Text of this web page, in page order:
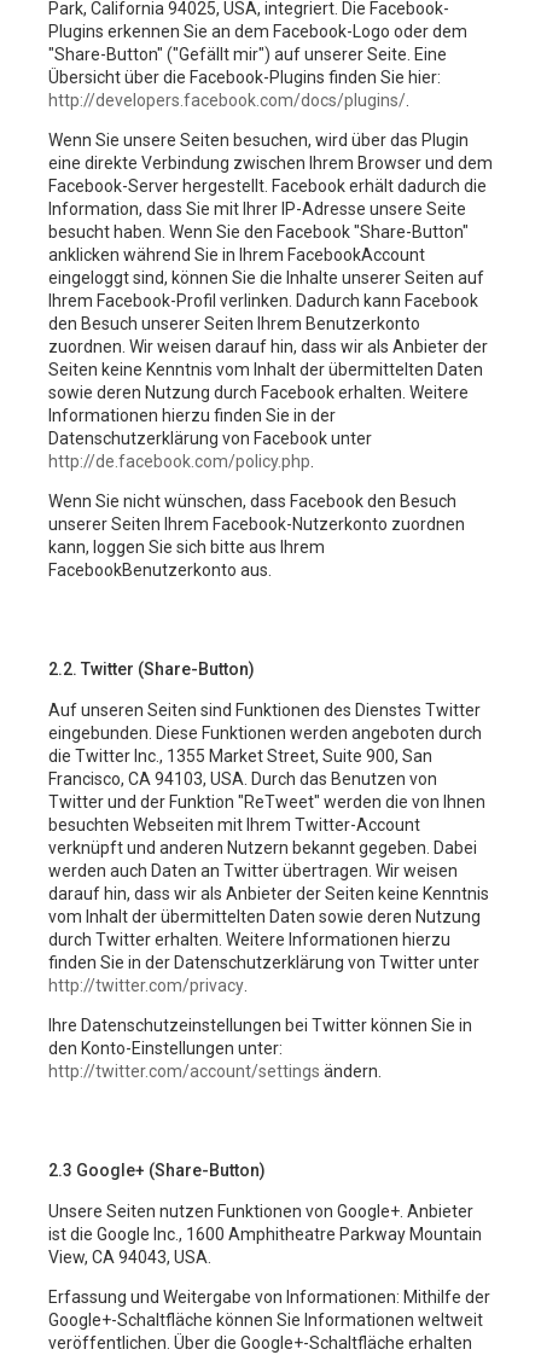
Park, California 94025, USA, integriert. Die Facebook-
Plugins erkennen Sie an dem Facebook-Logo oder dem
"Share-Button" ("Gefällt mir") auf unserer Seite. Eine
Übersicht über die Facebook-Plugins finden Sie hier:
http://developers.facebook.com/docs/plugins/.
Wenn Sie unsere Seiten besuchen, wird über das Plugin
eine direkte Verbindung zwischen Ihrem Browser und dem
Facebook-Server hergestellt. Facebook erhält dadurch die
Information, dass Sie mit Ihrer IP-Adresse unsere Seite
besucht haben. Wenn Sie den Facebook "Share-Button"
anklicken während Sie in Ihrem FacebookAccount
eingeloggt sind, können Sie die Inhalte unserer Seiten auf
Ihrem Facebook-Profil verlinken. Dadurch kann Facebook
den Besuch unserer Seiten Ihrem Benutzerkonto
zuordnen. Wir weisen darauf hin, dass wir als Anbieter der
Seiten keine Kenntnis vom Inhalt der übermittelten Daten
sowie deren Nutzung durch Facebook erhalten. Weitere
Informationen hierzu finden Sie in der
Datenschutzerklärung von Facebook unter
http://de.facebook.com/policy.php.
Wenn Sie nicht wünschen, dass Facebook den Besuch
unserer Seiten Ihrem Facebook-Nutzerkonto zuordnen
kann, loggen Sie sich bitte aus Ihrem
FacebookBenutzerkonto aus.
2.2. Twitter (Share-Button)
Auf unseren Seiten sind Funktionen des Dienstes Twitter
eingebunden. Diese Funktionen werden angeboten durch
die Twitter Inc., 1355 Market Street, Suite 900, San
Francisco, CA 94103, USA. Durch das Benutzen von
Twitter und der Funktion "ReTweet" werden die von Ihnen
besuchten Webseiten mit Ihrem Twitter-Account
verknüpft und anderen Nutzern bekannt gegeben. Dabei
werden auch Daten an Twitter übertragen. Wir weisen
darauf hin, dass wir als Anbieter der Seiten keine Kenntnis
vom Inhalt der übermittelten Daten sowie deren Nutzung
durch Twitter erhalten. Weitere Informationen hierzu
finden Sie in der Datenschutzerklärung von Twitter unter
http://twitter.com/privacy.
Ihre Datenschutzeinstellungen bei Twitter können Sie in
den Konto-Einstellungen unter:
http://twitter.com/account/settings ändern.
2.3 Google+ (Share-Button)
Unsere Seiten nutzen Funktionen von Google+. Anbieter
ist die Google Inc., 1600 Amphitheatre Parkway Mountain
View, CA 94043, USA.
Erfassung und Weitergabe von Informationen: Mithilfe der
Google+-Schaltfläche können Sie Informationen weltweit
veröffentlichen. Über die Google+-Schaltfläche erhalten